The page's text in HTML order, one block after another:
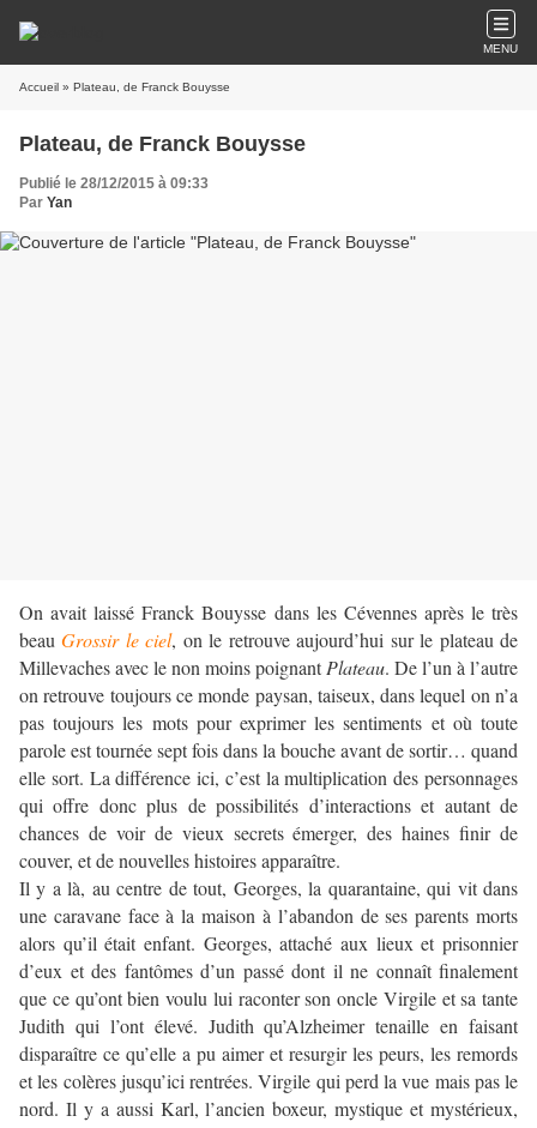
MENU
Accueil » Plateau, de Franck Bouysse
Plateau, de Franck Bouysse
Publié le 28/12/2015 à 09:33
Par Yan
On avait laissé Franck Bouysse dans les Cévennes après le très
beauGrossir le ciel, on le retrouve aujourd’hui sur le plateau de
Millevaches avec le non moins poignantPlateau. De l’un à l’autre
on retrouve toujours ce monde paysan, taiseux, dans lequel on n’a
pas toujours les mots pour exprimer les sentiments et où toute
parole est tournée sept fois dans la bouche avant de sortir… quand
elle sort. La différence ici, c’est la multiplication des personnages
qui offre donc plus de possibilités d’interactions et autant de
chances de voir de vieux secrets émerger, des haines finir de
couver, et de nouvelles histoires apparaître.
Il y a là, au centre de tout, Georges, la quarantaine, qui vit dans
une caravane face à la maison à l’abandon de ses parents morts
alors qu’il était enfant. Georges, attaché aux lieux et prisonnier
d’eux et des fantômes d’un passé dont il ne connaît finalement
que ce qu’ont bien voulu lui raconter son oncle Virgile et sa tante
Judith qui l’ont élevé. Judith qu’Alzheimer tenaille en faisant
disparaître ce qu’elle a pu aimer et resurgir les peurs, les remords
et les colères jusqu’ici rentrées. Virgile qui perd la vue mais pas le
nord. Il y a aussi Karl, l’ancien boxeur, mystique et mystérieux,